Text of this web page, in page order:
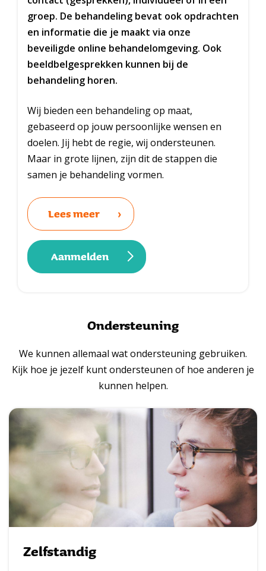
groep. De behandeling bevat ook opdrachten
en informatie die je maakt via onze
beveiligde online behandelomgeving. Ook
beeldbelgesprekken kunnen bij de
behandeling horen.
Wij bieden een behandeling op maat,
gebaseerd op jouw persoonlijke wensen en
doelen. Jij hebt de regie, wij ondersteunen.
Maar in grote lijnen, zijn dit de stappen die
samen je behandeling vormen.
Lees meer
Aanmelden
Ondersteuning
We kunnen allemaal wat ondersteuning gebruiken.
Kijk hoe je jezelf kunt ondersteunen of hoe anderen je
kunnen helpen.
Zelfstandig